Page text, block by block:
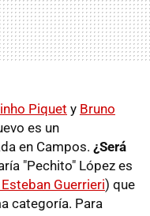
Piquet y Bruno
es un
en Campos. ¿Será
"Pechito" López es
Guerrieri) que
categoría. Para